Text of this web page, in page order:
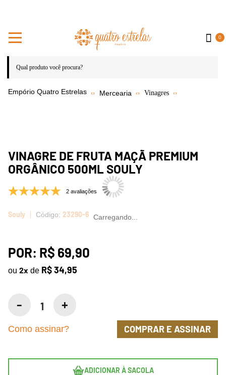
0
Mercearia Vinagres
VINAGRE DE FRUTA MAÇÃ PREMIUM
ORGÂNICO 500ML SOULY
2 avaliações
Souly 23290-6
POR: R$ 69,90
ou 2x de R$ 34,95
ADICIONAR À SACOLA
Como assinar? COMPRAR E ASSINAR